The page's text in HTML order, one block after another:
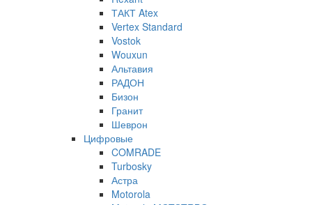
ТАКТ Atex
Vertex Standard
Vostok
Wouxun
Альтавия
РАДОН
Бизон
Гранит
Шеврон
Цифровые
COMRADE
Turbosky
Астра
Motorola